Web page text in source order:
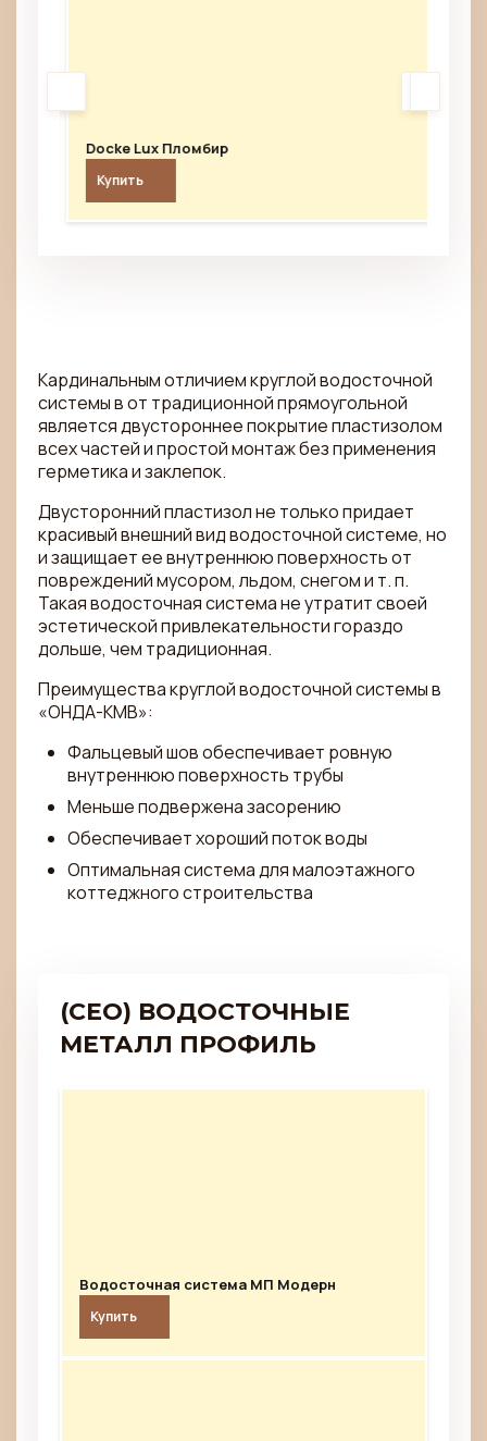
Docke Lux Пломбир
Купить
Кардинальным отличием круглой водосточной
системы в от традиционной прямоугольной
является двустороннее покрытие пластизолом
всех частей и простой монтаж без применения
герметика и заклепок.
Двусторонний пластизол не только придает
красивый внешний вид водосточной системе, но
и защищает ее внутреннюю поверхность от
повреждений мусором, льдом, снегом и т. п.
Такая водосточная система не утратит своей
эстетической привлекательности гораздо
дольше, чем традиционная.
Преимущества круглой водосточной системы в
«ОНДА-КМВ»:
Фальцевый шов обеспечивает ровную
внутреннюю поверхность трубы
Меньше подвержена засорению
Обеспечивает хороший поток воды
Оптимальная система для малоэтажного
коттеджного строительства
(CEO) ВОДОСТОЧНЫЕ
МЕТАЛЛ ПРОФИЛЬ
Водосточная система МП Модерн
Купить